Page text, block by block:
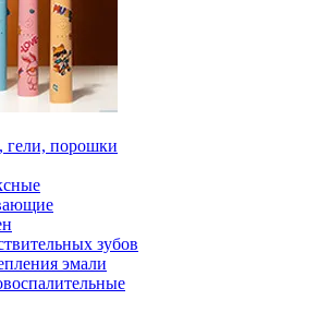
гели, порошки
зубов
эмали